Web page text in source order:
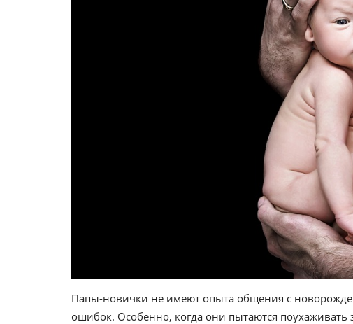
Папы-новички не имеют опыта общения с
ошибок. Особенно, когда они пытаются